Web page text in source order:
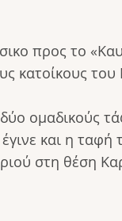
προς το
κατοίκους
ομαδικούς
και η
στη θέση